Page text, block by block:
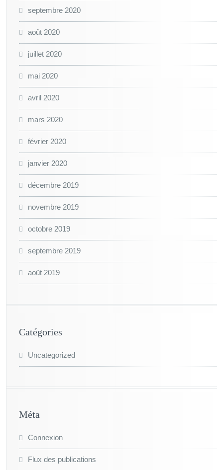
septembre 2020
août 2020
juillet 2020
mai 2020
avril 2020
mars 2020
février 2020
janvier 2020
décembre 2019
novembre 2019
octobre 2019
septembre 2019
août 2019
Catégories
Uncategorized
Méta
Connexion
Flux des publications